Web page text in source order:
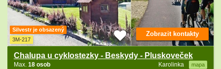
Silvestr je obsazený
3M-217
Chalupa u cyklostezky - Beskydy - Pluskoveček
Karolinka mapa
Max. 18 osob
Zobrazit kontakty